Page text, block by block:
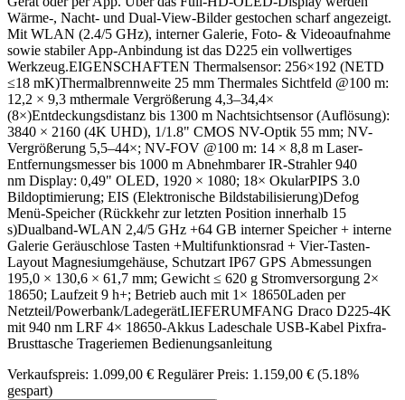
Wärme-, Nacht- und Dual-View-Bilder gestochen scharf angezeigt.
Mit WLAN (2.4/5 GHz), interner Galerie, Foto- & Videoaufnahme
sowie stabiler App-Anbindung ist das D225 ein vollwertiges
Werkzeug.EIGENSCHAFTEN Thermalsensor: 256×192 (NETD
≤18 mK)Thermalbrennweite 25 mm Thermales Sichtfeld @100 m:
12,2 × 9,3 mthermale Vergrößerung 4,3–34,4×
(8×)Entdeckungsdistanz bis 1300 m Nachtsichtsensor (Auflösung):
3840 × 2160 (4K UHD), 1/1.8" CMOS NV-Optik 55 mm; NV-
Vergrößerung 5,5–44×; NV-FOV @100 m: 14 × 8,8 m Laser-
Entfernungsmesser bis 1000 m Abnehmbarer IR-Strahler 940
nm Display: 0,49" OLED, 1920 × 1080; 18× OkularPIPS 3.0
Bildoptimierung; EIS (Elektronische Bildstabilisierung)Defog
Menü-Speicher (Rückkehr zur letzten Position innerhalb 15
s)Dualband-WLAN 2,4/5 GHz +64 GB interner Speicher + interne
Galerie Geräuschlose Tasten +Multifunktionsrad + Vier-Tasten-
Layout Magnesiumgehäuse, Schutzart IP67 GPS Abmessungen
195,0 × 130,6 × 61,7 mm; Gewicht ≤ 620 g Stromversorgung 2×
18650; Laufzeit 9 h+; Betrieb auch mit 1× 18650Laden per
Netzteil/Powerbank/LadegerätLIEFERUMFANG Draco D225-4K
mit 940 nm LRF 4× 18650-Akkus Ladeschale USB-Kabel Pixfra-
Brusttasche Trageriemen Bedienungsanleitung
Verkaufspreis: 1.099,00 € Regulärer Preis: 1.159,00 € (5.18%
gespart)